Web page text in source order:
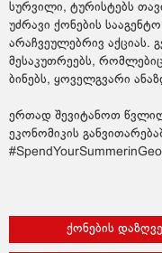
სურვილი, ტურისტებს
უძრავი ქონების
არაჩვეულებრივ აქციას.
მესაკუთრეებს,
ბინებს, ყოველგვარი
ერთად შევიტანოთ
ეკონომიკის
ქონების